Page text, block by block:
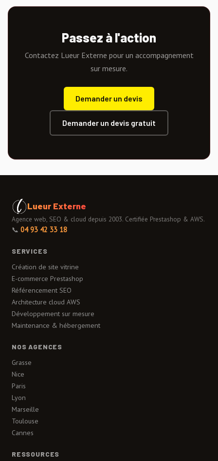
Passez à l'action
Contactez Lueur Externe pour un accompagnement
sur mesure.
Demander un devis
Demander un devis gratuit
Lueur Externe
Agence web, SEO & cloud depuis 2003. Certifiée Prestashop & AWS.
📞 04 93 42 33 18
SERVICES
Création de site vitrine
E-commerce Prestashop
Référencement SEO
Architecture cloud AWS
Développement sur mesure
Maintenance & hébergement
NOS AGENCES
Grasse
Nice
Paris
Lyon
Marseille
Toulouse
Cannes
RESSOURCES